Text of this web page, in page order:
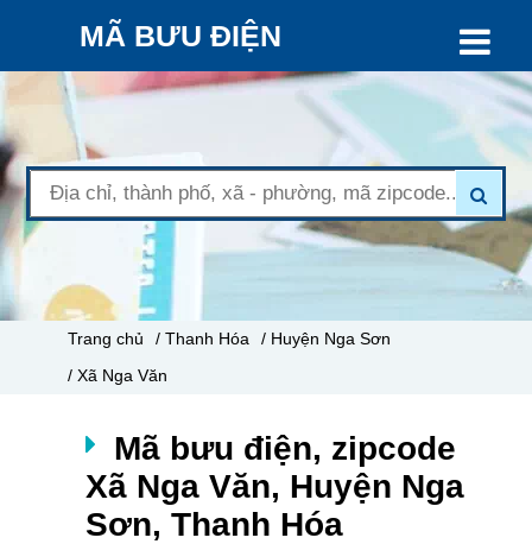
MÃ BƯU ĐIỆN
Trang chủ / Thanh Hóa
/ Huyện Nga Sơn
/ Xã Nga Văn
Mã bưu điện, zipcode
Xã Nga Văn, Huyện Nga
Sơn, Thanh Hóa